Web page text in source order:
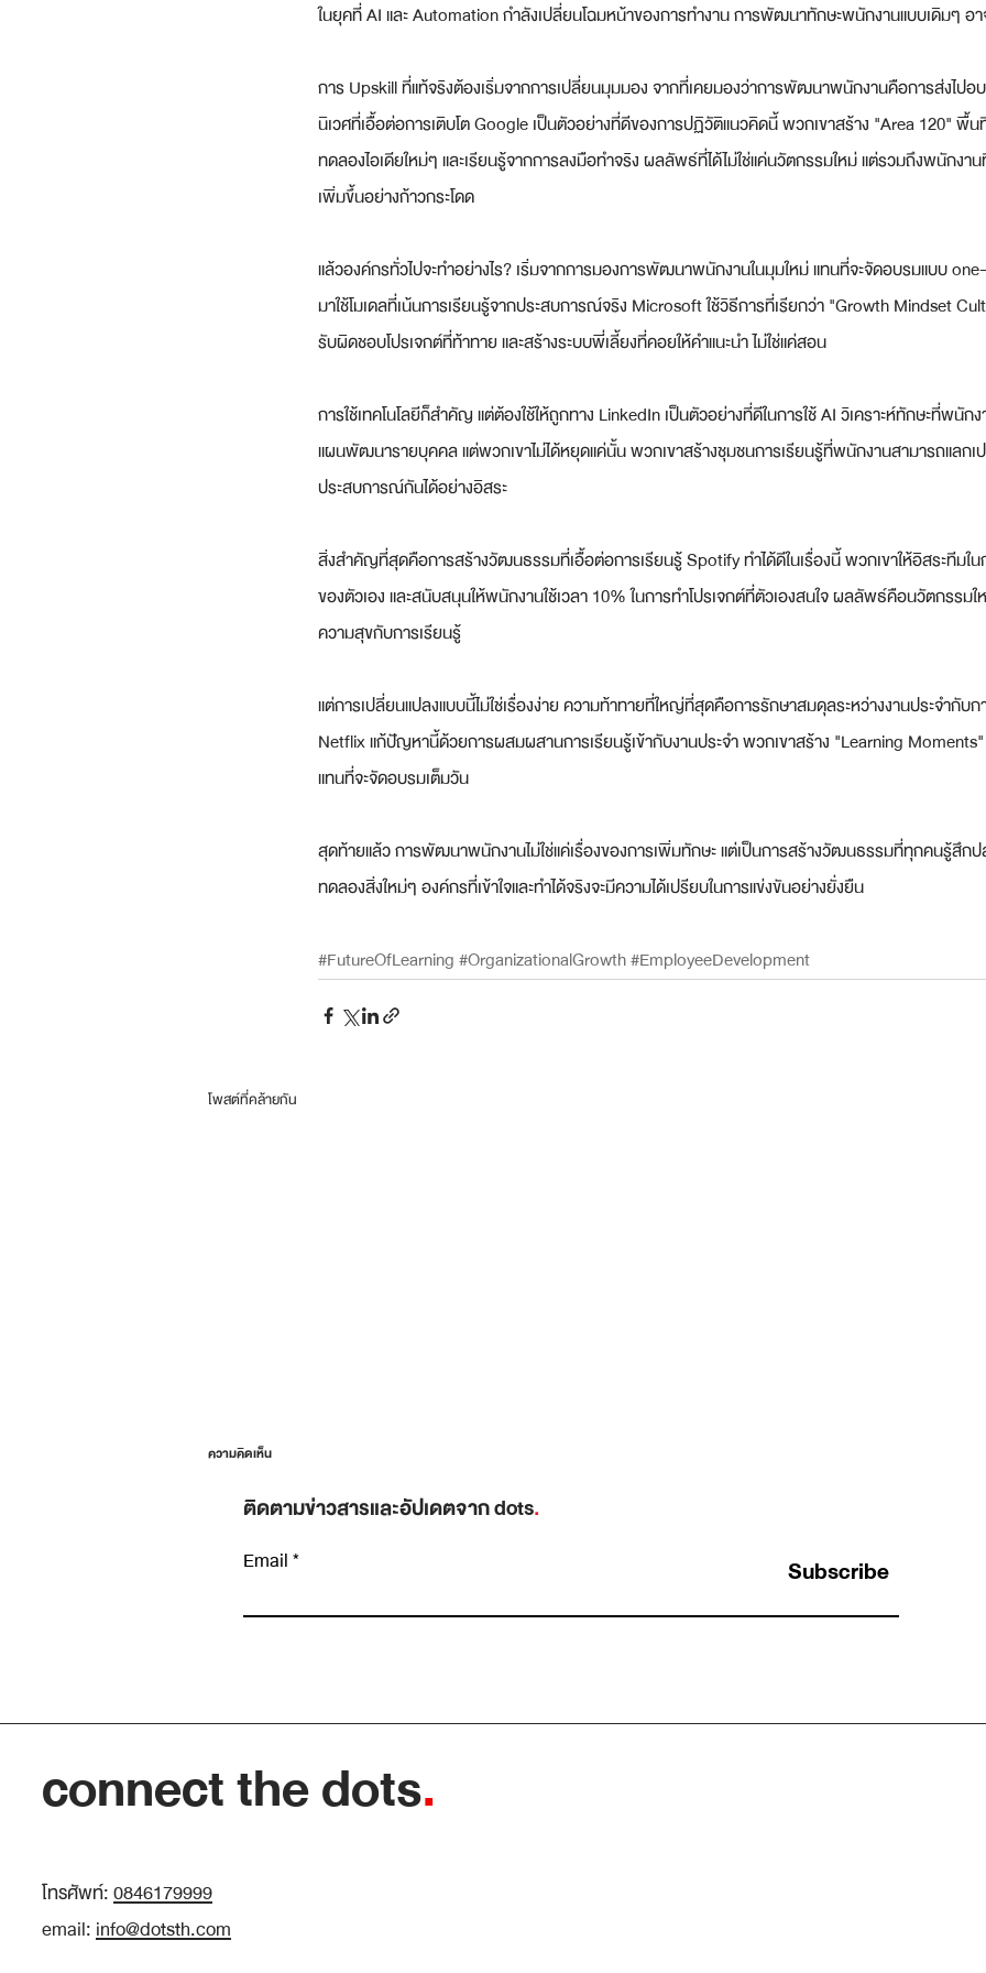
ในยุคที่ AI และ Automation กำลังเปลี่ยนโฉมหน้าของการทำงาน การพัฒนาทักษะพนักงานแบบเดิมๆ อ
การ Upskill ที่แท้จริงต้องเริ่มจากการเปลี่ยนมุมมอง จากที่เคยมองว่าการพัฒนาพนักงานคือการส่งไปอ
นิเวศที่เอื้อต่อการเติบโต Google เป็นตัวอย่างที่ดีของการปฏิวัติแนวคิดนี้ พวกเขาสร้าง "Area 120" พื้
ทดลองไอเดียใหม่ๆ และเรียนรู้จากการลงมือทำจริง ผลลัพธ์ที่ได้ไม่ใช่แค่นวัตกรรมใหม่ แต่รวมถึงพนักงา
เพิ่มขึ้นอย่างก้าวกระโดด
แล้วองค์กรทั่วไปจะทำอย่างไร? เริ่มจากการมองการพัฒนาพนักงานในมุมใหม่ แทนที่จะจัดอบรมแบบ
มาใช้โมเดลที่เน้นการเรียนรู้จากประสบการณ์จริง Microsoft ใช้วิธีการที่เรียกว่า "Growth Mindset
รับผิดชอบโปรเจกต์ที่ท้าทาย และสร้างระบบพี่เลี้ยงที่คอยให้คำแนะนำ ไม่ใช่แค่สอน
การใช้เทคโนโลยีก็สำคัญ แต่ต้องใช้ให้ถูกทาง LinkedIn เป็นตัวอย่างที่ดีในการใช้ AI วิเคราะห์ทักษะที่พนัก
แผนพัฒนารายบุคคล แต่พวกเขาไม่ได้หยุดแค่นั้น พวกเขาสร้างชุมชนการเรียนรู้ที่พนักงานสามารถแลกเ
ประสบการณ์กันได้อย่างอิสระ
สิ่งสำคัญที่สุดคือการสร้างวัฒนธรรมที่เอื้อต่อการเรียนรู้ Spotify ทำได้ดีในเรื่องนี้ พวกเขาให้อิสระทีมใ
ของตัวเอง และสนับสนุนให้พนักงานใช้เวลา 10% ในการทำโปรเจกต์ที่ตัวเองสนใจ ผลลัพธ์คือนวัตกรรม
ความสุขกับการเรียนรู้
แต่การเปลี่ยนแปลงแบบนี้ไม่ใช่เรื่องง่าย ความท้าทายที่ใหญ่ที่สุดคือการรักษาสมดุลระหว่างงานประจำกับ
Netflix แก้ปัญหานี้ด้วยการผสมผสานการเรียนรู้เข้ากับงานประจำ พวกเขาสร้าง "Learning Moments"
แทนที่จะจัดอบรมเต็มวัน
สุดท้ายแล้ว การพัฒนาพนักงานไม่ใช่แค่เรื่องของการเพิ่มทักษะ แต่เป็นการสร้างวัฒนธรรมที่ทุกคนรู้สึกป
ทดลองสิ่งใหม่ๆ องค์กรที่เข้าใจและทำได้จริงจะมีความได้เปรียบในการแข่งขันอย่างยั่งยืน
#FutureOfLearning#OrganizationalGrowth#EmployeeDevelopment
โพสต์ที่คล้ายกัน
ความคิดเห็น
เขียนความคิดเห็น…
ติดตามข่าวสารและอัปเดตจาก dots.
Email Subscribe
connect the dots.
โทรศัพท์:0846179999
email:info@dotsth.com